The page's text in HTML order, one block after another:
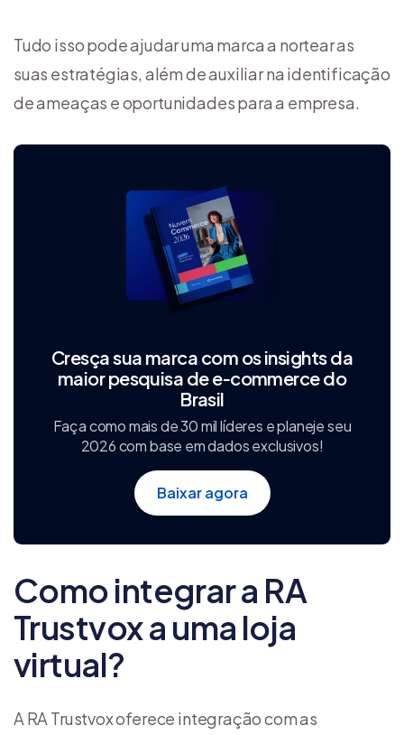
Tudo isso pode ajudar uma marca a nortear as
suas estratégias, além de auxiliar na identificação
de ameaças e oportunidades para a empresa.
Cresça sua marca com os insights da
maior pesquisa de e‑commerce do
Brasil
Faça como mais de 30 mil líderes e planeje seu
2026 com base em dados exclusivos!
Baixar agora
Como integrar a RA
Trustvox a uma loja
virtual?
A RA Trustvox oferece integração com as